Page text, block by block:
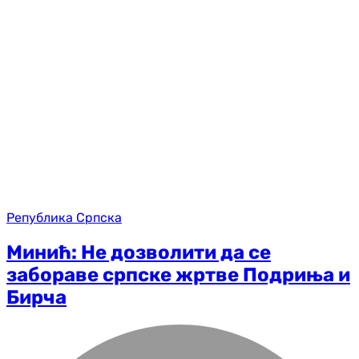
Република Српска
Минић: Не дозволити да се
забораве српске жртве Подриња и
Бирча